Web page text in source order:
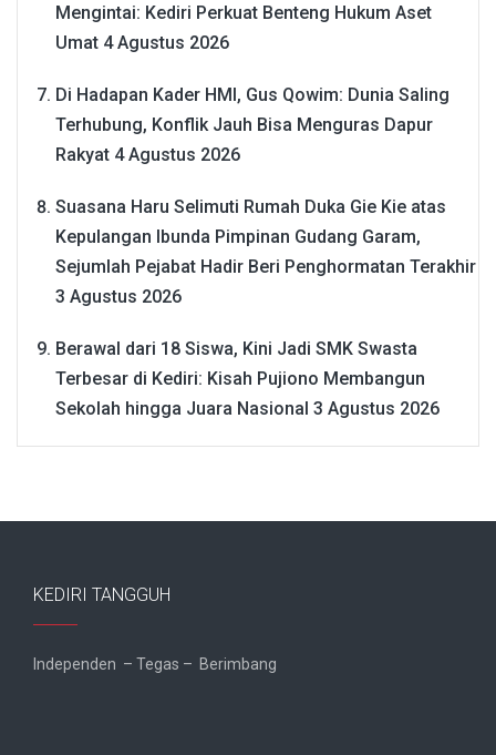
Mengintai: Kediri Perkuat Benteng Hukum Aset
Umat 4 Agustus 2026
Di Hadapan Kader HMI, Gus Qowim: Dunia Saling
Terhubung, Konflik Jauh Bisa Menguras Dapur
Rakyat 4 Agustus 2026
Suasana Haru Selimuti Rumah Duka Gie Kie atas
Kepulangan Ibunda Pimpinan Gudang Garam,
Sejumlah Pejabat Hadir Beri Penghormatan Terakhir
3 Agustus 2026
Berawal dari 18 Siswa, Kini Jadi SMK Swasta
Terbesar di Kediri: Kisah Pujiono Membangun
Sekolah hingga Juara Nasional 3 Agustus 2026
KEDIRI TANGGUH
Independen – Tegas – Berimbang